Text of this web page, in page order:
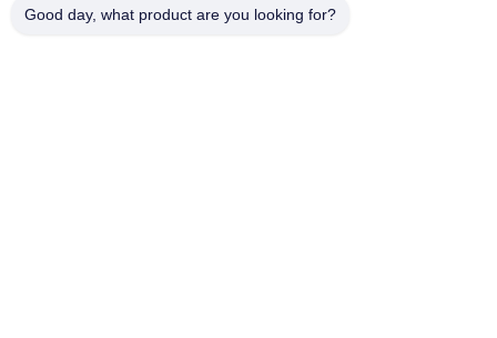
0086-18148506772
Good day, what product are you looking for?